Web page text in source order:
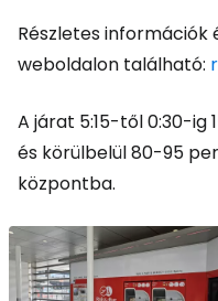
Részletes
weboldalon található:
A járat 5:15-től 0:30-ig
és körülbelül 80-95
központba.